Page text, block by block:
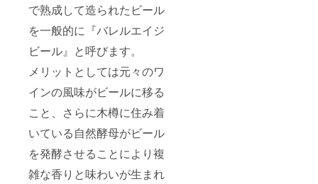
で熟成して造られたビール
を一般的に『バレルエイジ
ビール』と呼びます。
メリットとしては元々のワ
インの風味がビールに移る
こと、さらに木樽に住み着
いている自然酵母がビール
を発酵させることにより複
雑な香りと味わいが生まれ